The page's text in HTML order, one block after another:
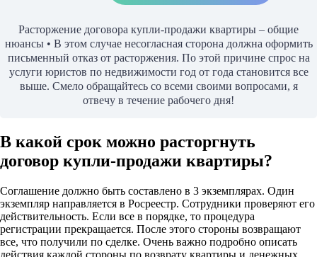
Расторжение договора купли-продажи квартиры – общие
нюансы • В этом случае несогласная сторона должна оформить
письменный отказ от расторжения. По этой причине спрос на
услуги юристов по недвижимости год от года становится все
выше. Смело обращайтесь со всеми своими вопросами, я
отвечу в течение рабочего дня!
В какой срок можно расторгнуть
договор купли-продажи квартиры?
Соглашение должно быть составлено в 3 экземплярах. Один
экземпляр направляется в Росреестр. Сотрудники проверяют его
действительность. Если все в порядке, то процедура
регистрации прекращается. После этого стороны возвращают
все, что получили по сделке. Очень важно подробно описать
действия каждой стороны по возврату квартиры и денежных